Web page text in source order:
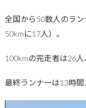
全国から50数人のラン
50kmに17人）。
100kmの完走者は26人
最終ランナーは13時間